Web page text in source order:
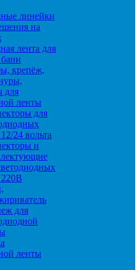
линейки
на
лента для
крепёж,
для
ленты
для
24 вольта
и
220В
для
ленты